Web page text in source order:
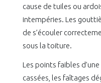
cause de tuiles ou
intempéries. Les
de s’écouler
sous la toiture.
Les points faibles
cassées, les faîtages